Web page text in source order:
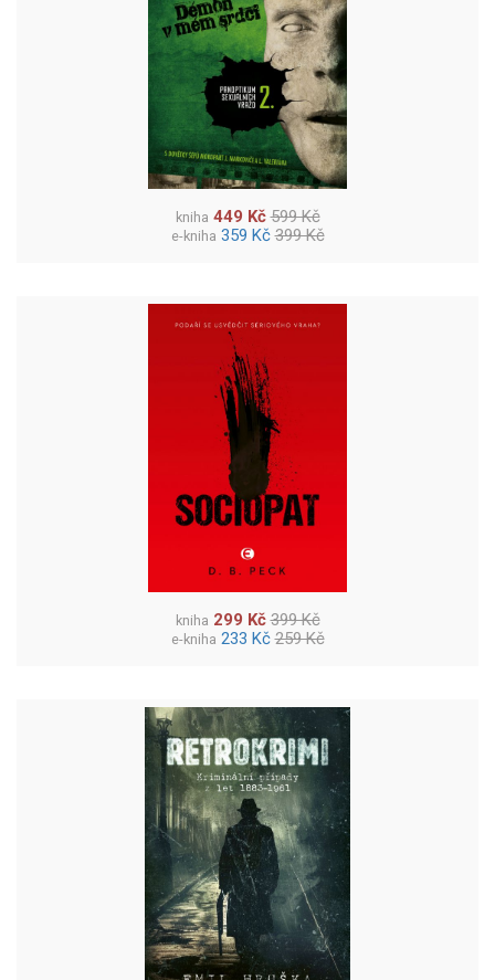
kniha 449 Kč 599 Kč
e-kniha 359 Kč 399 Kč
kniha 299 Kč 399 Kč
e-kniha 233 Kč 259 Kč